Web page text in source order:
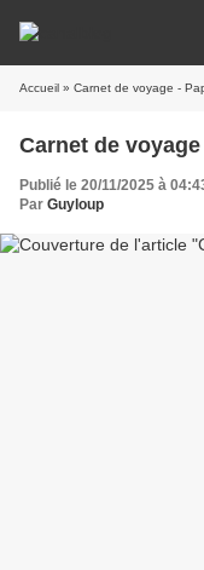
Accueil » Carnet de voyage -
Carnet de
Publié le 20/11/2025 à
Par Guyloup